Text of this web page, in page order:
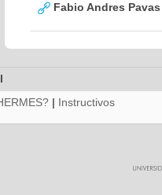
Fabio Andres
| Instructivos